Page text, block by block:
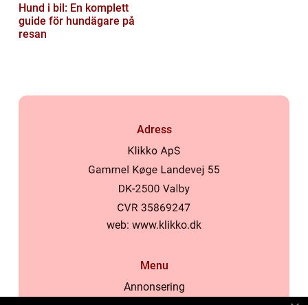
Hund i bil: En komplett
guide för hundägare på
resan
Adress
web: www.klikko.dk
Menu
Annonsering